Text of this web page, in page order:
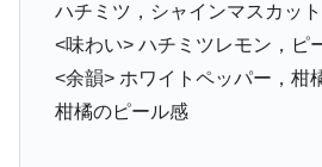
ハチミツ，シャインマスカッ
<味わい> ハチミツレモン，ピ
<余韻> ホワイトペッパー，柑
柑橘のピール感